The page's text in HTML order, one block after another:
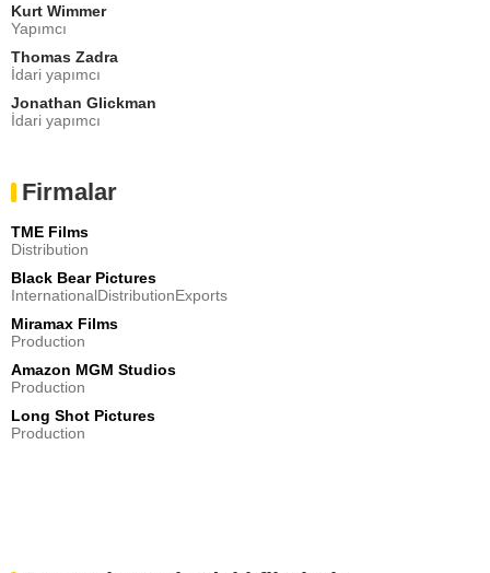
Kurt Wimmer
Yapımcı
Thomas Zadra
İdari yapımcı
Jonathan Glickman
İdari yapımcı
Firmalar
TME Films
Distribution
Black Bear Pictures
InternationalDistributionExports
Miramax Films
Production
Amazon MGM Studios
Production
Long Shot Pictures
Production